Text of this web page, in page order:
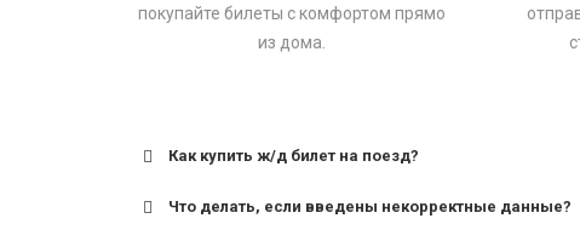
покупайте билеты с комфортом прямо
из дома.
Как купить ж/д билет на поезд?
Что делать, если введены некорректные данные?